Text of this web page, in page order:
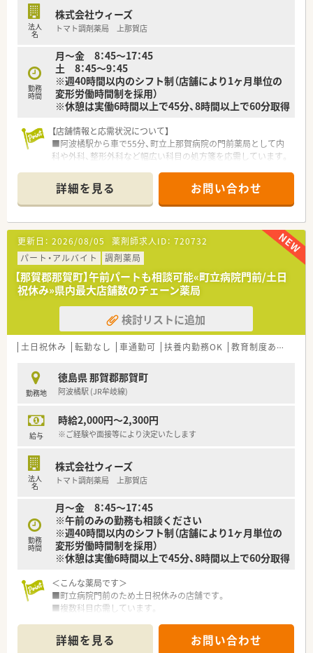
験やスキルを正当に評価し条件を決定いたします。
■那賀町の店舗での勤務にあたっては月額7万円の手当が支給さ
れるため、収入面でも非常に大きなメリットがあります。
り、長く勤めるほど報われる仕組
法人
名
株式会社ウィーズ
トマト調剤薬局 上那賀店
勤務
時間
月～金 8：45～17：45
土 8：45～9：45
※週40時間以内のシフト制（店舗により1ヶ月単位の
変形労働時間制を採用）
※休憩は実働6時間以上で45分、8時間以上で60分取得
【店舗情報と応需状況について】
■阿波橘駅から車で55分、町立上那賀病院の門前薬局として内
科や外科、整形外科など幅広い科目の処方箋を応需しています。
制にて一人ひとりの患者様に丁寧な服薬指導を行える環境で
す。
■地域医療の拠点として安定したリズムで勤務しながら、近隣住
民の方々の健康維持に貢献できます。
【募集背景と求める人物像について】
■地域の医療体制を維持するための増員募集であり、那賀町での
勤務を通じて地方の医療を支えたい意欲ある方を急募していま
す。
■調剤経験がない方やブランクがある方も相談可能で、患者様に
真摯に向き合い、地域密着の医療に尽力したい方を求めていま
■徳島県内で最大級の店舗数を誇る企業ならではの安定感を重
視し、腰を据えて長く働きたいと考えている方に最適な職場で
【法人特徴について】
■徳島県内に最多の店舗数を展開しており、県下一円の連携を活
す。
■新規出店よりも在宅医療の推進や既存店舗の質向上に注力し
す。
■永年勤続表彰制度や働き方改革の推進など、従業員が誇りを持
って長く働き続けられるような環境整備に注力している法人で
【求人情報について】
■正社員としての採用を想定しており、上那賀店への配属時には
月額10万円の僻地手当が支給される非常に好条件な募集です。
■年収は最大720万円まで検討が可能で、これまでの実務経験や
■退職金制度や医療過誤保険への加入など、大手チェーン以外の
地元企業ながら福利厚生が非常に手厚く整っている点が特徴で
す。
詳細を見る お問い合わせ
更新日： 2026/08/05 薬剤師求人ID： 720732
パート・アルバイト
調剤薬局
【那賀郡那賀町】午前パートも相談可能«町立病院門前/土日
祝休み»県内最大店舗数のチェーン薬局
検討リストに追加
土日祝休み 転勤なし 車通勤可 扶養内勤務OK 教育制度あり
勤務地
徳島県 那賀郡那賀町
阿波橘駅 (JR牟岐線)
給与
時給2,000円～2,300円
※ご経験や面接等により決定いたします
法人
名
株式会社ウィーズ
トマト調剤薬局 上那賀店
勤務
時間
月～金 8：45～17：45
※午前のみの勤務も相談ください
※週40時間以内のシフト制（店舗により1ヶ月単位の
変形労働時間制を採用）
※休憩は実働6時間以上で45分、8時間以上で60分取得
＜こんな薬局です＞
■町立病院門前のため土日祝休みの店舗です。
■複数科目応需しています。
＜業務内容＞
詳細を見る お問い合わせ